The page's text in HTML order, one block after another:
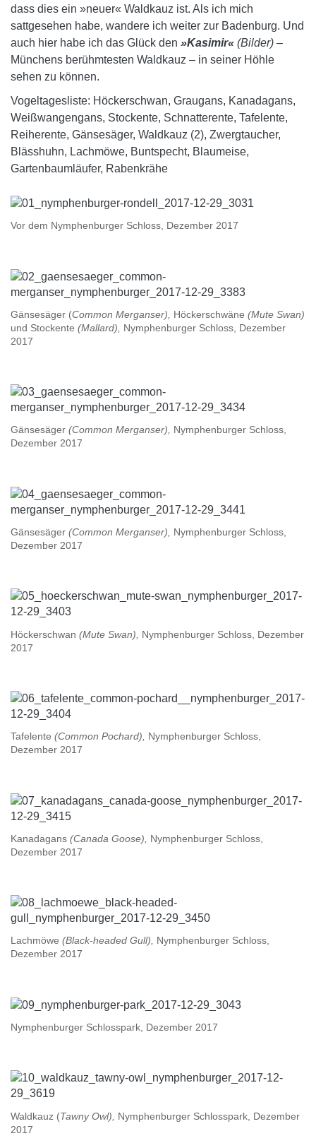
dass dies ein »neuer« Waldkauz ist. Als ich mich
sattgesehen habe, wandere ich weiter zur Badenburg. Und
auch hier habe ich das Glück den »Kasimir« (Bilder) –
Münchens berühmtesten Waldkauz – in seiner Höhle
sehen zu können.
Vogeltagesliste: Höckerschwan, Graugans, Kanadagans,
Weißwangengans, Stockente, Schnatterente, Tafelente,
Reiherente, Gänsesäger, Waldkauz (2), Zwergtaucher,
Blässhuhn, Lachmöwe, Buntspecht, Blaumeise,
Gartenbaumläufer, Rabenkrähe
Vor dem Nymphenburger Schloss, Dezember 2017
Gänsesäger (Common Merganser), Höckerschwäne (Mute Swan)
und Stockente (Mallard),
Nymphenburger Schloss, Dezember
2017
Gänsesäger (Common Merganser), Nymphenburger Schloss,
Dezember 2017
Gänsesäger (Common Merganser),
Nymphenburger Schloss,
Dezember 2017
Höckerschwan (Mute Swan),
Nymphenburger Schloss, Dezember
2017
Tafelente (Common Pochard), Nymphenburger Schloss,
Dezember 2017
Kanadagans (Canada Goose),
Nymphenburger Schloss,
Dezember 2017
Lachmöwe (Black-headed Gull), Nymphenburger Schloss,
Dezember 2017
Nymphenburger Schlosspark, Dezember 2017
Waldkauz (Tawny Owl), Nymphenburger Schlosspark, Dezember
2017